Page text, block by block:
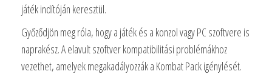
játék indítóján keresztül.
Győződjön meg róla, hogy a játék és a konzol vagy PC szoftvere is
naprakész. A elavult szoftver kompatibilitási problémákhoz
vezethet, amelyek megakadályozzák a Kombat Pack igénylését.